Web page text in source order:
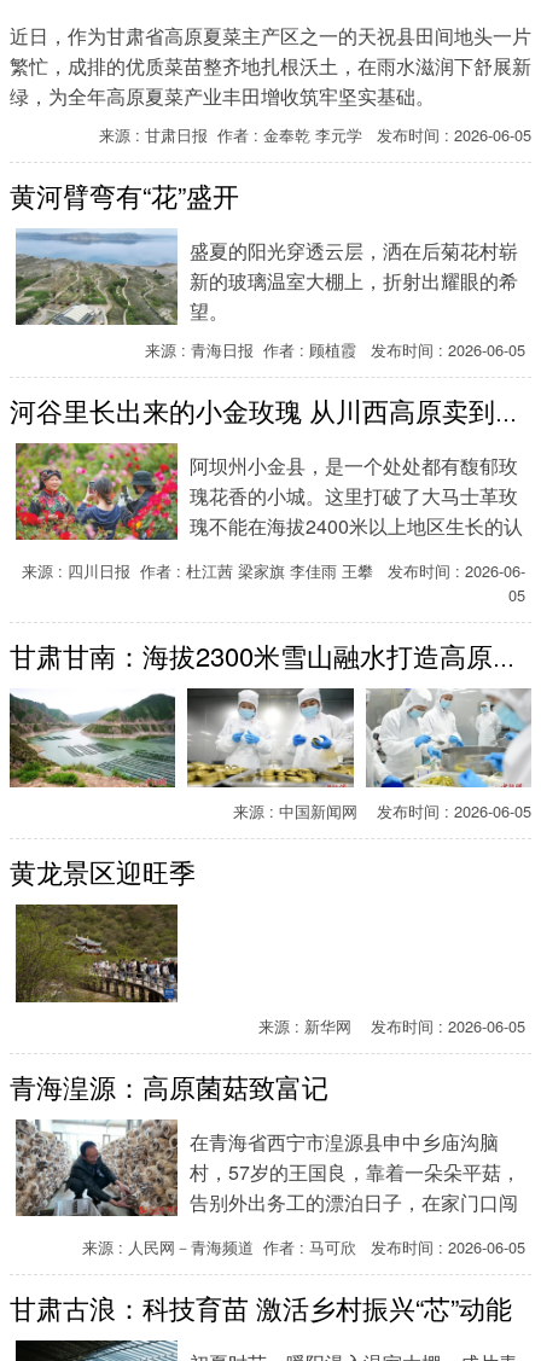
近日，作为甘肃省高原夏菜主产区之一的天祝县田间地头一片
繁忙，成排的优质菜苗整齐地扎根沃土，在雨水滋润下舒展新
绿，为全年高原夏菜产业丰田增收筑牢坚实基础。
来源 : 甘肃日报 作者 : 金奉乾 李元学 发布时间 : 2026-06-05
黄河臂弯有“花”盛开
盛夏的阳光穿透云层，洒在后菊花村崭
新的玻璃温室大棚上，折射出耀眼的希
望。
来源 : 青海日报 作者 : 顾植霞 发布时间 : 2026-06-05
河谷里长出来的小金玫瑰 从川西高原卖到世界舞台
阿坝州小金县，是一个处处都有馥郁玫
瑰花香的小城。这里打破了大马士革玫
瑰不能在海拔2400米以上地区生长的认
产量能超过1000朵……
来源 : 四川日报 作者 : 杜江茜 梁家旗 李佳雨 王攀 发布时间 : 2026-06-
05
甘肃甘南：海拔2300米雪山融水打造高原鲟鱼子酱
来源 : 中国新闻网 发布时间 : 2026-06-05
黄龙景区迎旺季
来源 : 新华网 发布时间 : 2026-06-05
青海湟源：高原菌菇致富记
在青海省西宁市湟源县申中乡庙沟脑
村，57岁的王国良，靠着一朵朵平菇，
告别外出务工的漂泊日子，在家门口闯
来源 : 人民网－青海频道 作者 : 马可欣 发布时间 : 2026-06-05
甘肃古浪：科技育苗 激活乡村振兴“芯”动能